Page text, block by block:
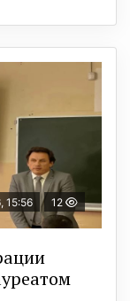
15:56 12